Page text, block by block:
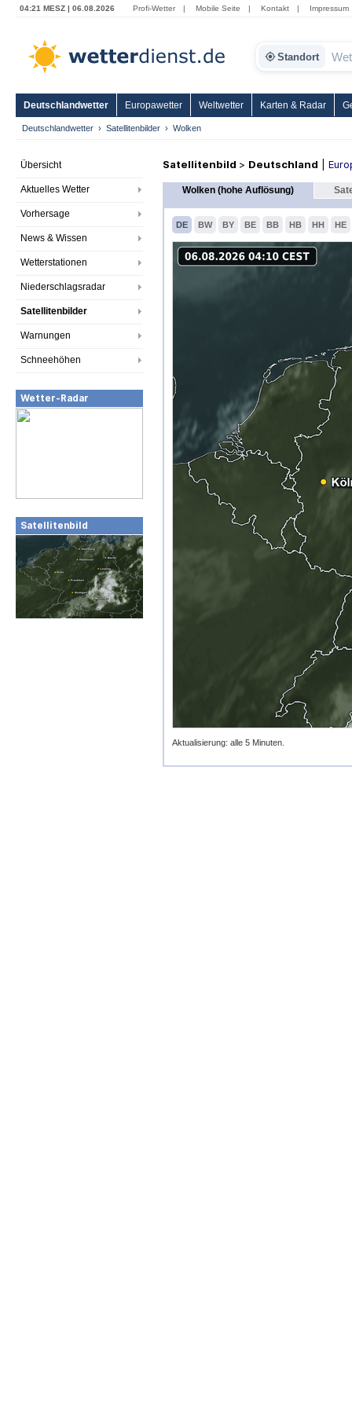
04:21 MESZ | 06.08.2026 Profi-Wetter | Mobile Seite | Kontakt | Impressum
Standort
Deutschlandwetter Europawetter Weltwetter Karten & Radar
Deutschlandwetter Satellitenbilder Wolken
Übersicht
Aktuelles Wetter
Vorhersage
News & Wissen
Wetterstationen
Niederschlagsradar
Satellitenbilder
Warnungen
Schneehöhen
Wetter-Radar
Satellitenbild
Satellitenbild > Deutschland
Wolken (hohe Auflösung)
DE BW BY BE BB HB HH HE
Aktualisierung: alle 5 Minuten.